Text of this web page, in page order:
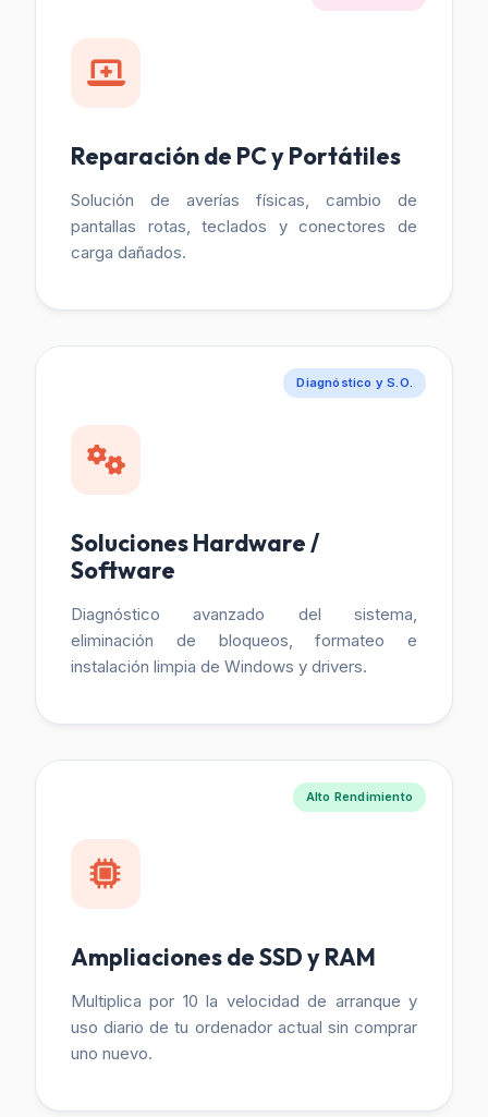
Reparación de PC y Portátiles
Solución de averías físicas, cambio de
pantallas rotas, teclados y conectores de
carga dañados.
Diagnóstico y S.O.
Soluciones Hardware /
Software
Diagnóstico avanzado del sistema,
eliminación de bloqueos, formateo e
instalación limpia de Windows y drivers.
Alto Rendimiento
Ampliaciones de SSD y RAM
Multiplica por 10 la velocidad de arranque y
uso diario de tu ordenador actual sin comprar
uno nuevo.